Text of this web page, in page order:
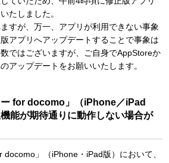
たしました。
すが、万一、アプリが利用できない事象
アプリへアップデートすることで事象は
ではございますが、ご自身でAppStoreか
アップデートをお願いいたします。
ー for docomo」（iPhone／iPad
能が期待通りに動作しない場合が
docomo」（iPhone・iPad版）において、